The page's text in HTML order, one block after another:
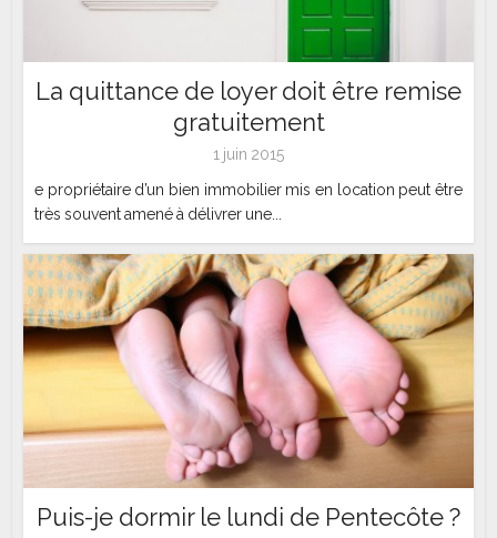
La quittance de loyer doit être remise
gratuitement
1 juin 2015
e propriétaire d’un bien immobilier mis en location peut être
très souvent amené à délivrer une...
Puis-je dormir le lundi de Pentecôte ?